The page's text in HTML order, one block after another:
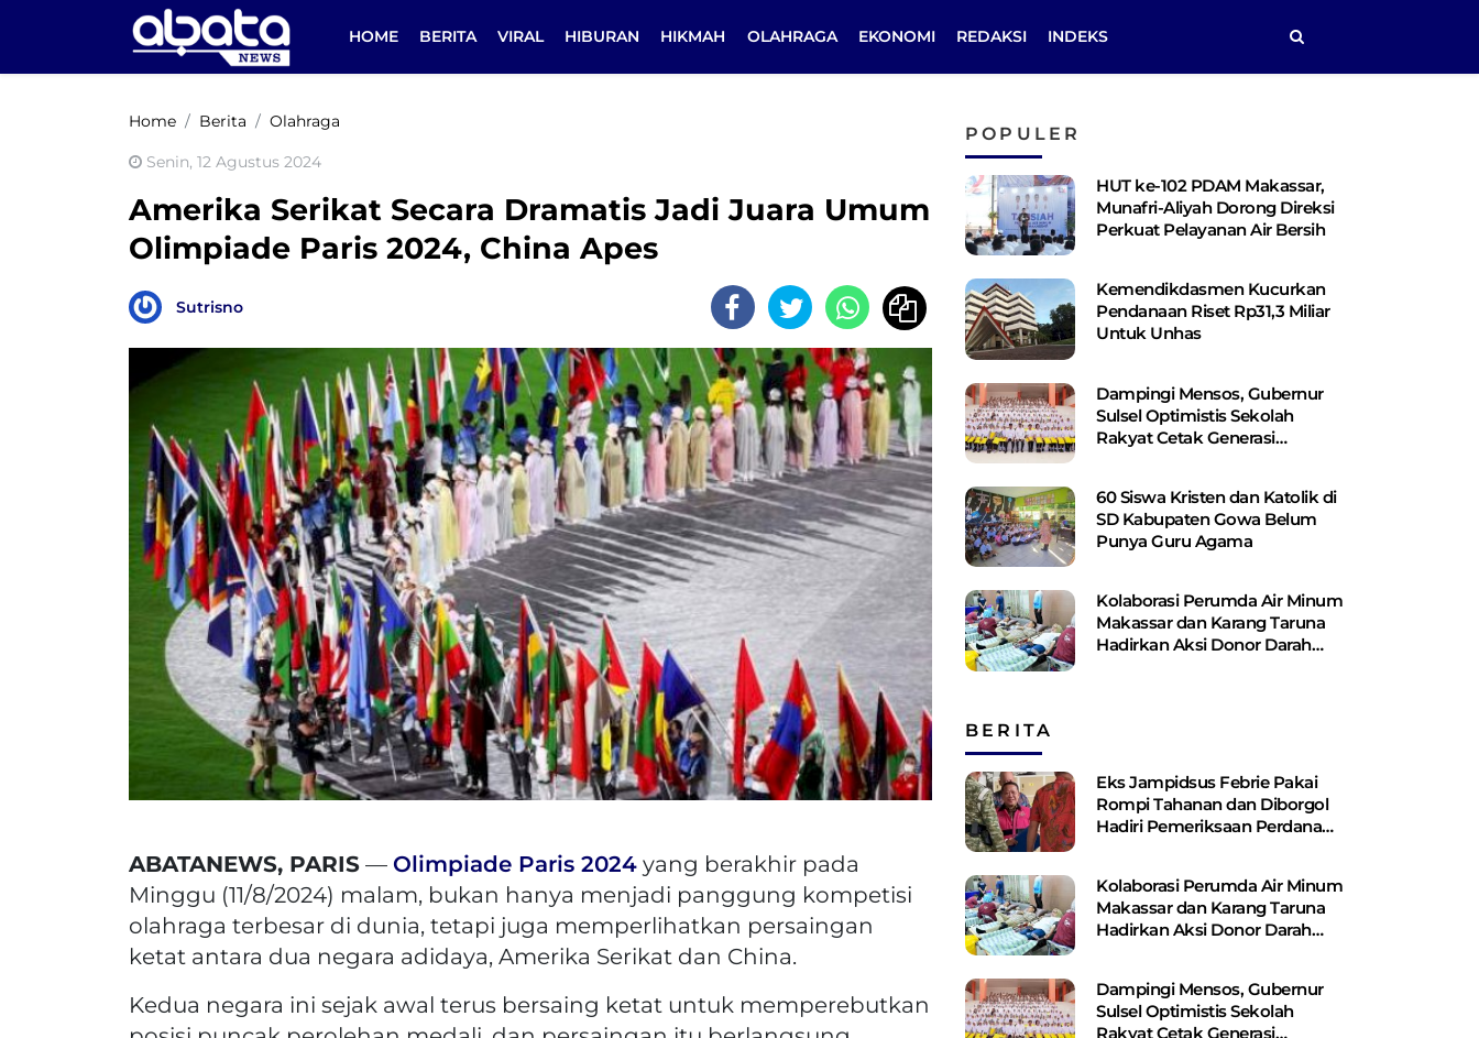
HOME BERITA VIRAL HIBURAN HIKMAH OLAHRAGA EKONOMI REDAKSI INDEKS
Home Berita Olahraga
Senin, 12 Agustus 2024
Amerika Serikat Secara Dramatis Jadi Juara Umum
Olimpiade Paris 2024, China Apes
Sutrisno
ABATANEWS, PARIS — Olimpiade Paris 2024 yang berakhir pada
Minggu (11/8/2024) malam, bukan hanya menjadi panggung kompetisi
olahraga terbesar di dunia, tetapi juga memperlihatkan persaingan
ketat antara dua negara adidaya, Amerika Serikat dan China.
Kedua negara ini sejak awal terus bersaing ketat untuk memperebutkan
POPULER
HUT ke-102 PDAM Makassar,
Munafri-Aliyah Dorong Direksi
Perkuat Pelayanan Air Bersih
Kemendikdasmen Kucurkan
Pendanaan Riset Rp31,3 Miliar
Untuk Unhas
Dampingi Mensos, Gubernur
Sulsel Optimistis Sekolah
Rakyat Cetak Generasi
60 Siswa Kristen dan Katolik di
SD Kabupaten Gowa Belum
Punya Guru Agama
Kolaborasi Perumda Air Minum
Makassar dan Karang Taruna
Hadirkan Aksi Donor Darah
BERITA
Eks Jampidsus Febrie Pakai
Rompi Tahanan dan Diborgol
Hadiri Pemeriksaan Perdana
Kolaborasi Perumda Air Minum
Makassar dan Karang Taruna
Hadirkan Aksi Donor Darah
Dampingi Mensos, Gubernur
Sulsel Optimistis Sekolah
Rakyat Cetak Generasi